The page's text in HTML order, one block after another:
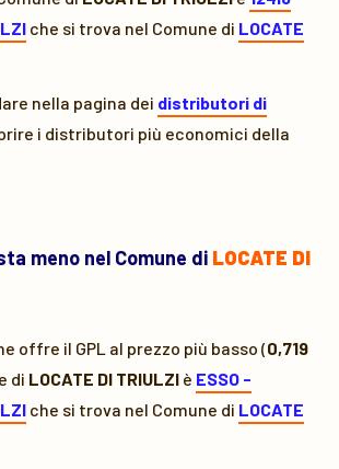
che si trova nel Comune di LOCATE
nella pagina dei distributori di
i distributori più economici della
meno nel Comune di LOCATE DI
offre il GPL al prezzo più basso (0,719
di LOCATE DI TRIULZI è ESSO -
che si trova nel Comune di LOCATE